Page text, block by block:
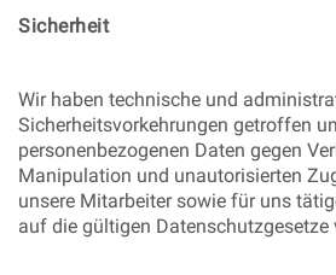
Sicherheit
Wir haben technische und
Sicherheitsvorkehrungen getroffen
personenbezogenen Daten gegen
Manipulation und unautorisierten
unsere Mitarbeiter sowie für uns
auf die gültigen Datenschutzgesetze